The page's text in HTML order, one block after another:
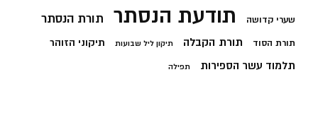
שערי קדושה תודעת הנסתר תורת הנסתר
תורת הסוד תורת הקבלה תיקון ליל שבועות תיקוני הזוהר
תלמוד עשר הספירות תפילה